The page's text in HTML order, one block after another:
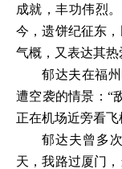
成就，丰功伟烈
今，遗饼纪征东
气概，又表达其热
郁达夫在福
遭空袭的情景：“
正在机场近旁看
郁达夫曾多
天，我路过厦门